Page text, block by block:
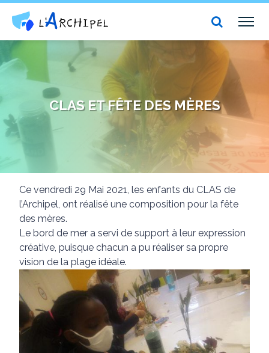
Centre social et culturel l'Archipel
CLAS ET FÊTE DES MÈRES
Ce vendredi 29 Mai 2021, les enfants du CLAS de
l’Archipel, ont réalisé une composition pour la fête
des mères.
Le bord de mer a servi de support à leur expression
créative, puisque chacun a pu réaliser sa propre
vision de la plage idéale.